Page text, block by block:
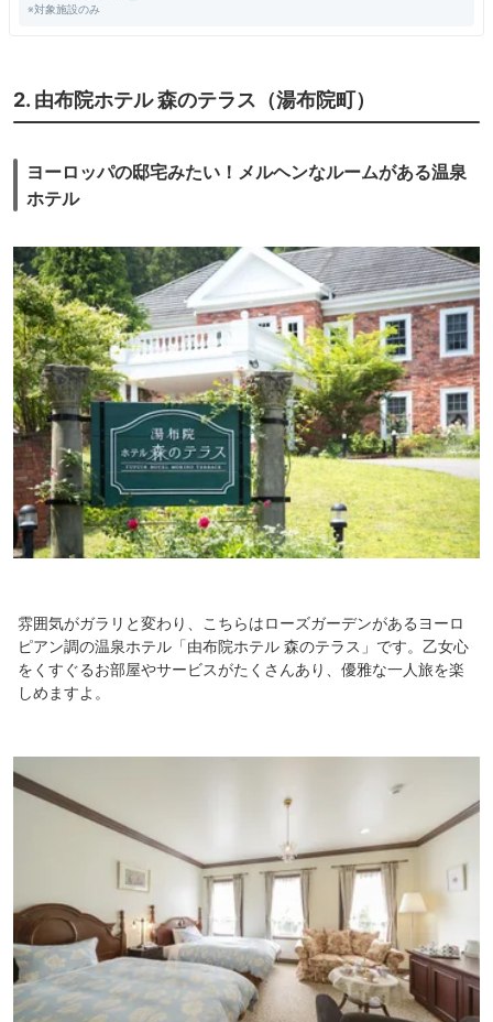
※対象施設のみ
2. 由布院ホテル 森のテラス（湯布院町）
ヨーロッパの邸宅みたい！メルヘンなルームがある温泉
ホテル
雰囲気がガラリと変わり、こちらはローズガーデンがあるヨーロ
ピアン調の温泉ホテル「由布院ホテル 森のテラス」です。乙女心
をくすぐるお部屋やサービスがたくさんあり、優雅な一人旅を楽
しめますよ。